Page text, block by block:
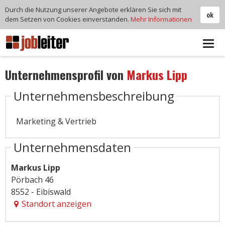
Unternehmensprofil von Markus Lipp
Unternehmensbeschreibung
Marketing & Vertrieb
Unternehmensdaten
Markus Lipp
Pörbach 46
8552 - Eibiswald
Standort anzeigen
ok
Durch die Nutzung unserer Angebote erklären Sie sich mit
dem Setzen von Cookies einverstanden. Mehr Informationen